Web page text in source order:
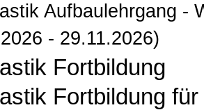
Aufbaulehrgang -
- 29.11.2026)
Fortbildung
Fortbildung